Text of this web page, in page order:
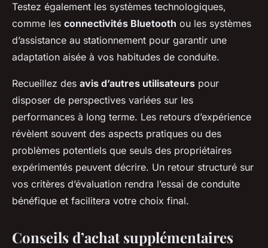
Testez également les systèmes technologiques,
comme les connectivités Bluetooth ou les systèmes
d’assistance au stationnement pour garantir une
adaptation aisée à vos habitudes de conduite.
Recueillez des avis d’autres utilisateurs pour
disposer de perspectives variées sur les
performances à long terme. Les retours d’expérience
révèlent souvent des aspects pratiques ou des
problèmes potentiels que seuls des propriétaires
expérimentés peuvent décrire. Un retour structuré sur
vos critères d’évaluation rendra l’essai de conduite
bénéfique et facilitera votre choix final.
Conseils d’achat supplémentaires